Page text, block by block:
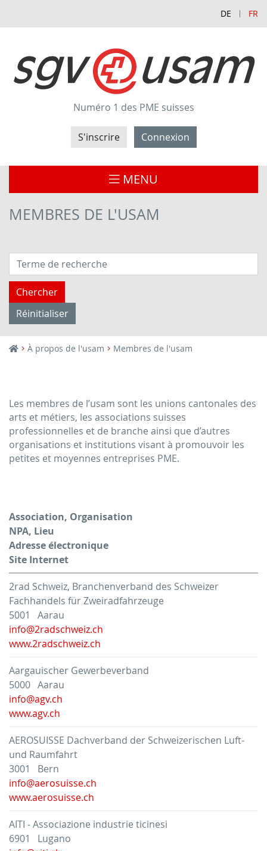
DE FR
Numéro 1 des PME suisses
S'inscrire Connexion
MENU
MEMBRES DE L'USAM
Chercher
Réinitialiser
À propos de l'usam Membres de l'usam
Les membres de l’usam sont les unions cantonales des
arts et métiers, les associations suisses
professionnelles et de branche ainsi que d’autres
organisations et institutions visant à promouvoir les
petites et moyennes entreprises PME.
Association, Organisation
NPA, Lieu
Adresse électronique
Site Internet
2rad Schweiz, Branchenverband des Schweizer
Fachhandels für Zweiradfahrzeuge
5001 Aarau
info@2radschweiz.ch
www.2radschweiz.ch
Aargauischer Gewerbeverband
5000 Aarau
info@agv.ch
www.agv.ch
AEROSUISSE Dachverband der Schweizerischen Luft-
und Raumfahrt
3001 Bern
info@aerosuisse.ch
www.aerosuisse.ch
AITI - Associazione industrie ticinesi
6901 Lugano